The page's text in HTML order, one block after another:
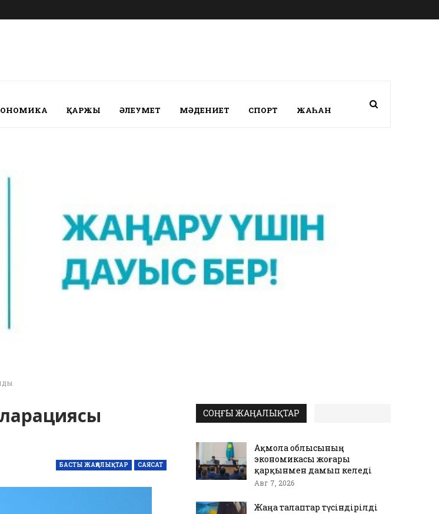
ҚАРЖЫ ӘЛЕУМЕТ МӘДЕНИЕТ СПОРТ ЖАҺАН
БАСТЫ ЖАҢАЛЫҚТАР САЯСАТ
СОҢҒЫ ЖАҢАЛЫҚТАР
Ақмола облысының
экономикасы жоғары
қарқынмен дамып келеді
Авг 7, 2026
Жаңа талаптар түсіндірілді